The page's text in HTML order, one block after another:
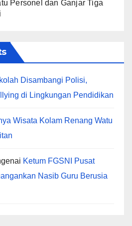
Personel dan Ganjar Tiga
Disambangi Polisi,
di Lingkungan Pendidikan
Wisata Kolam Renang Watu
Ketum FGSNI Pusat
Nasib Guru Berusia